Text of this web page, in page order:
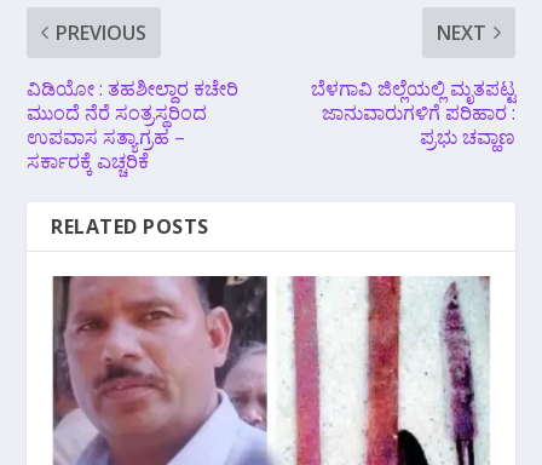
PREVIOUS
ವಿಡಿಯೋ : ತಹಶೀಲ್ದಾರ ಕಚೇರಿ
ಮುಂದೆ ನೆರೆ ಸಂತ್ರಸ್ಥರಿಂದ
ಉಪವಾಸ ಸತ್ಯಾಗ್ರಹ –
ಸರ್ಕಾರಕ್ಕೆ ಎಚ್ಚರಿಕೆ
NEXT
ಬೆಳಗಾವಿ ಜಿಲ್ಲೆಯಲ್ಲಿ ಮೃತಪಟ್ಟ
ಜಾನುವಾರುಗಳಿಗೆ ಪರಿಹಾರ :
ಪ್ರಭು ಚವ್ಹಾಣ
RELATED POSTS